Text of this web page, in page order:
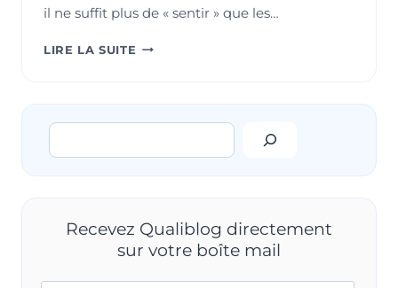
il ne suffit plus de « sentir » que les…
LIRE LA SUITE POURQUOI
SURVEILLANCE
SELON
LA
Rechercher
Recevez Qualiblog directement
sur votre boîte mail